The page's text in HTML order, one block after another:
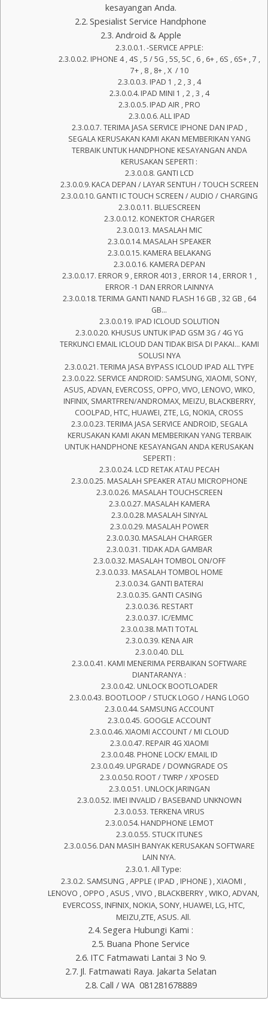
kesayangan Anda.
Spesialist Service Handphone
Android & Apple
-SERVICE APPLE:
IPHONE 4 , 4S , 5 / 5G , 5S, 5C , 6 , 6+ , 6S , 6S+ , 7 ,
7+ , 8 , 8+ , X / 10
IPAD 1 , 2 , 3 , 4
IPAD MINI 1 , 2 , 3 , 4
IPAD AIR , PRO
ALL IPAD
TERIMA JASA SERVICE IPHONE DAN IPAD ,
SEGALA KERUSAKAN KAMI AKAN MEMBERIKAN YANG
TERBAIK UNTUK HANDPHONE KESAYANGAN ANDA
KERUSAKAN SEPERTI :
GANTI LCD
KACA DEPAN / LAYAR SENTUH / TOUCH SCREEN
GANTI IC TOUCH SCREEN / AUDIO / CHARGING
BLUESCREEN
KONEKTOR CHARGER
MASALAH MIC
MASALAH SPEAKER
KAMERA BELAKANG
KAMERA DEPAN
ERROR 9 , ERROR 4013 , ERROR 14 , ERROR 1 ,
ERROR -1 DAN ERROR LAINNYA
TERIMA GANTI NAND FLASH 16 GB , 32 GB , 64
GB…
IPAD ICLOUD SOLUTION
KHUSUS UNTUK IPAD GSM 3G / 4G YG
TERKUNCI EMAIL ICLOUD DAN TIDAK BISA DI PAKAI… KAMI
SOLUSI NYA
TERIMA JASA BYPASS ICLOUD IPAD ALL TYPE
SERVICE ANDROID: SAMSUNG, XIAOMI, SONY,
ASUS, ADVAN, EVERCOSS, OPPO, VIVO, LENOVO, WIKO,
INFINIX, SMARTFREN/ANDROMAX, MEIZU, BLACKBERRY,
COOLPAD, HTC, HUAWEI, ZTE, LG, NOKIA, CROSS
TERIMA JASA SERVICE ANDROID, SEGALA
KERUSAKAN KAMI AKAN MEMBERIKAN YANG TERBAIK
UNTUK HANDPHONE KESAYANGAN ANDA KERUSAKAN
SEPERTI :
LCD RETAK ATAU PECAH
MASALAH SPEAKER ATAU MICROPHONE
MASALAH TOUCHSCREEN
MASALAH KAMERA
MASALAH SINYAL
MASALAH POWER
MASALAH CHARGER
TIDAK ADA GAMBAR
MASALAH TOMBOL ON/OFF
MASALAH TOMBOL HOME
GANTI BATERAI
GANTI CASING
RESTART
IC/EMMC
MATI TOTAL
KENA AIR
DLL
KAMI MENERIMA PERBAIKAN SOFTWARE
DIANTARANYA :
UNLOCK BOOTLOADER
BOOTLOOP / STUCK LOGO / HANG LOGO
SAMSUNG ACCOUNT
GOOGLE ACCOUNT
XIAOMI ACCOUNT / MI CLOUD
REPAIR 4G XIAOMI
PHONE LOCK/ EMAIL ID
UPGRADE / DOWNGRADE OS
ROOT / TWRP / XPOSED
UNLOCK JARINGAN
IMEI INVALID / BASEBAND UNKNOWN
TERKENA VIRUS
HANDPHONE LEMOT
STUCK ITUNES
DAN MASIH BANYAK KERUSAKAN SOFTWARE
LAIN NYA.
All Type:
SAMSUNG , APPLE ( IPAD , IPHONE ) , XIAOMI ,
LENOVO , OPPO , ASUS , VIVO , BLACKBERRY , WIKO, ADVAN,
EVERCOSS, INFINIX, NOKIA, SONY, HUAWEI, LG, HTC,
MEIZU,ZTE, ASUS. All.
Segera Hubungi Kami :
Buana Phone Service
ITC Fatmawati Lantai 3 No 9.
Jl. Fatmawati Raya. Jakarta Selatan
Call / WA 081281678889